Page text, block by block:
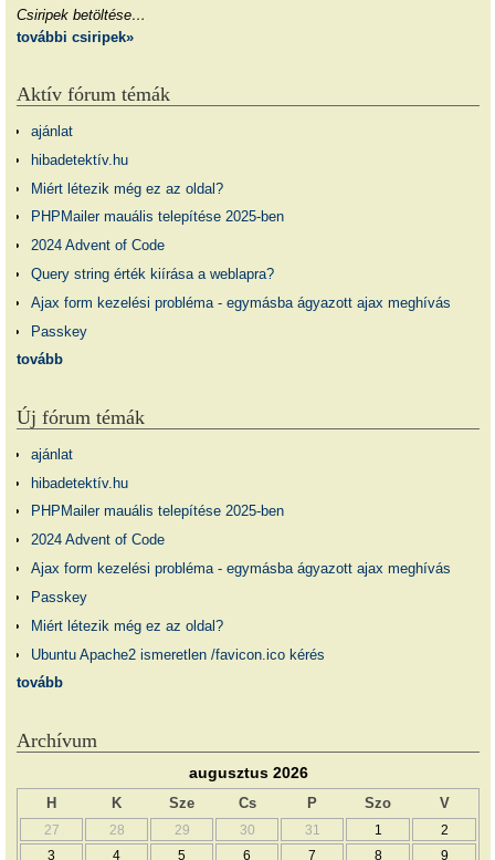
Csiripek betöltése…
további csiripek»
Aktív fórum témák
ajánlat
hibadetektív.hu
Miért létezik még ez az oldal?
PHPMailer mauális telepítése 2025-ben
2024 Advent of Code
Query string érték kiírása a weblapra?
Ajax form kezelési probléma - egymásba ágyazott ajax meghívás
Passkey
tovább
Új fórum témák
ajánlat
hibadetektív.hu
PHPMailer mauális telepítése 2025-ben
2024 Advent of Code
Ajax form kezelési probléma - egymásba ágyazott ajax meghívás
Passkey
Miért létezik még ez az oldal?
Ubuntu Apache2 ismeretlen /favicon.ico kérés
tovább
Archívum
augusztus 2026
H K Sze Cs P Szo V
27 28 29 30 31 1
2
3
4 5 6 7 8 9